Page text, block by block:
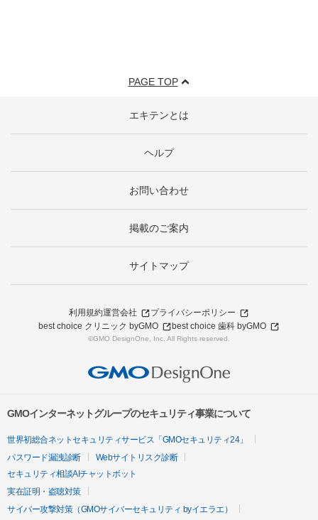
PAGE TOP
エキテンとは
ヘルプ
お問い合わせ
掲載のご案内
サイトマップ
利用規約運営会社
プライバシーポリシー
best choice クリニック byGMO
best choice 歯科 byGMO
©GMO DesignOne, Inc. All Rights reserved.
GMOインターネットグループのセキュリティ事業について
世界初総合ネットセキュリティサービス「GMOセキュリティ24」
パスワード漏洩診断
Webサイトリスク診断
セキュリティ相談AIチャットボット
実在証明・盗聴対策
サイバー攻撃対策（GMOサイバーセキュリティ byイエラエ）